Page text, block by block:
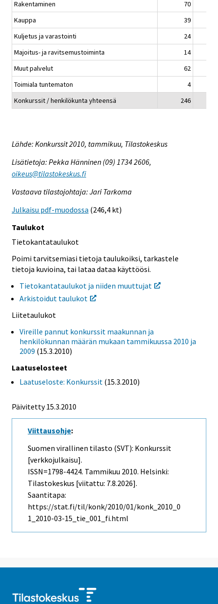
Rakentaminen
70
Kauppa
39
Kuljetus ja varastointi
24
Majoitus- ja ravitsemustoiminta
14
Muut palvelut
62
Toimiala tuntematon
4
Konkurssit / henkilökunta yhteensä
246
Lähde: Konkurssit 2010, tammikuu, Tilastokeskus
Lisätietoja: Pekka Hänninen (09) 1734 2606,
oikeus@tilastokeskus.fi
Vastaava tilastojohtaja: Jari Tarkoma
Julkaisu pdf-muodossa (246,4 kt)
Taulukot
Tietokantataulukot
Poimi tarvitsemiasi tietoja taulukoiksi, tarkastele
tietoja kuvioina, tai lataa dataa käyttöösi.
Tietokantataulukot ja niiden muuttujat
Arkistoidut taulukot
Liitetaulukot
Vireille pannut konkurssit maakunnan ja
henkilökunnan määrän mukaan tammikuussa 2010 ja
2009 (15.3.2010)
Laatuselosteet
Laatuseloste: Konkurssit (15.3.2010)
Päivitetty 15.3.2010
Viittausohje:
Suomen virallinen tilasto (SVT): Konkurssit
[verkkojulkaisu].
ISSN=1798-4424. Tammikuu 2010. Helsinki:
Tilastokeskus [viitattu: 7.8.2026].
Saantitapa:
https://stat.fi/til/konk/2010/01/konk_2010_0
1_2010-03-15_tie_001_fi.html